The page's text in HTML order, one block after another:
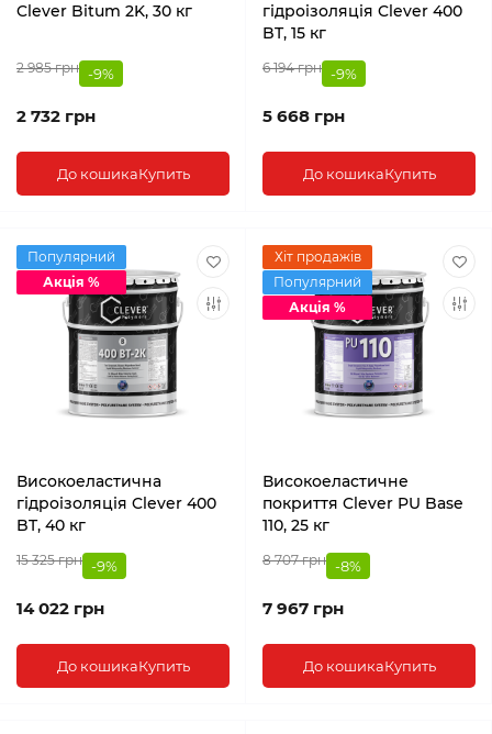
Clever Bitum 2K, 30 кг
2 985 грн -9%
2 732 грн
До кошикаКупить
гідроізоляція Clever 400
BT, 15 кг
6 194 грн -9%
5 668 грн
До кошикаКупить
Популярний
Акція %
Високоеластична
гідроізоляція Clever 400
BT, 40 кг
15 325 грн -9%
14 022 грн
До кошикаКупить
Хіт продажів
Популярний
Акція %
Високоеластичне
покриття Clever PU Base
110, 25 кг
8 707 грн -8%
7 967 грн
До кошикаКупить